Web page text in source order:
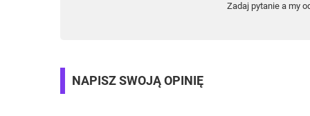
Zadaj pytanie a my
NAPISZ SWOJĄ OPINIĘ